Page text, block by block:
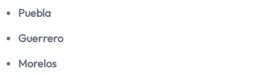
Puebla
Guerrero
Morelos